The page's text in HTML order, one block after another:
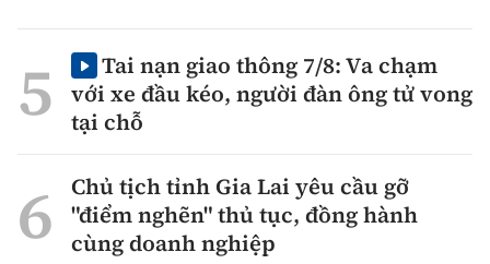
Tai nạn giao thông 7/8: Va chạm
với xe đầu kéo, người đàn ông tử vong
tại chỗ
Chủ tịch tỉnh Gia Lai yêu cầu gỡ
"điểm nghẽn" thủ tục, đồng hành
cùng doanh nghiệp